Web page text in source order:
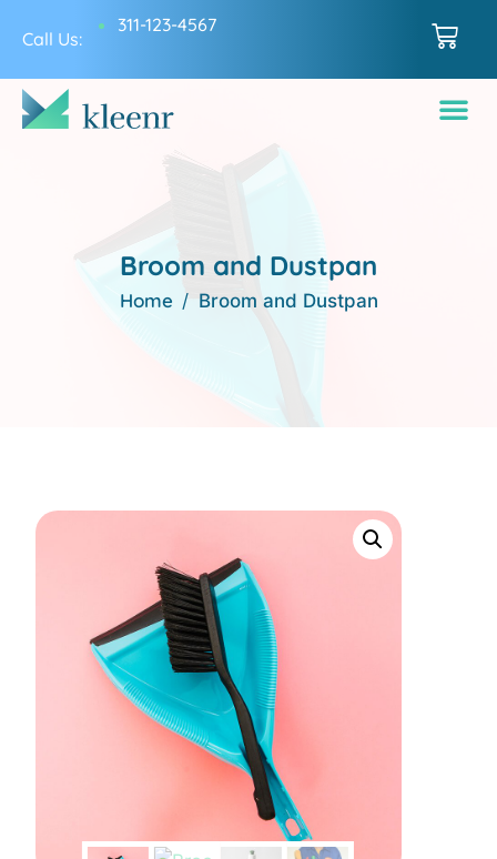
Call Us:
311-123-4567
Broom and Dustpan
Home Broom and Dustpan